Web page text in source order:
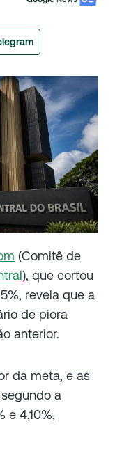
(Comitê de
), que cortou
revela que a
de piora
anterior.
da meta, e as
a
e 4,10%,